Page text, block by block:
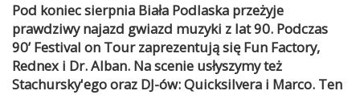
Pod koniec sierpnia Biała Podlaska przeżyje
prawdziwy najazd gwiazd muzyki z lat 90. Podczas
90’ Festival on Tour zaprezentują się Fun Factory,
Rednex i Dr. Alban. Na scenie usłyszymy też
Stachursky'ego oraz DJ-ów: Quicksilvera i Marco. Ten